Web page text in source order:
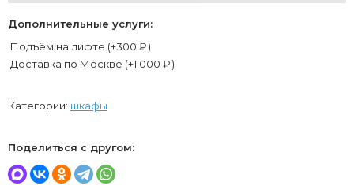
Дополнительные услуги:
Подъём на лифте (+300 ₽)
Доставка по Москве (+1 000 ₽)
Категории: шкафы
Поделиться с другом: